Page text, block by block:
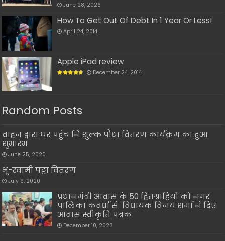
June 28, 2026
How To Get Out Of Debt In 1 Year Or Less!
April 24, 2014
Apple iPad review
December 24, 2014
Random Posts
वाहन द्वारा घर पहुंच निःशुल्क पौधा वितरण कार्यक्रम का हुआ
शुभारंभ
June 25, 2020
भू-स्वामी पट्टा वितरण
July 9, 2020
प्रधानमंत्री आवास के 50 हितग्राहियों को नगर
पालिका कवर्धा से विधायक विजय शर्मा ने दिए
आवास स्वीकृति पत्रक
December 10, 2023